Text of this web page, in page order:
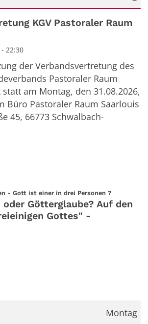
2026KGV Pastoraler Raum
22:30
der Verbandsvertretung des
Pastoraler Raum
am Montag, den 31.08.2026,
Büro Pastoraler Raum Saarlouis
45, 66773 Schwalbach-
- Gott ist einer in drei Personen ?
Götterglaube? Auf den
Gottes" -
Montag